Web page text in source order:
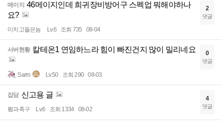
메이지 46메이지인데 희귀장비방어구 스펙업 뭐해야하나
요?
미치고돌은놈 Lv.6 조회 735 08-04
2
댓글
서버현황 칼테온1 연임하느라 힘이 빠진건지 많이 밀리네요
Sarro Lv.50 조회 290 08-03
0
댓글
잡담 신고용 글
뢐과축구 Lv.6 조회 1334 08-02
4
댓글